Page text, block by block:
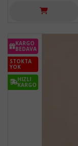
KARGO
BEDAVA
STOKTA
YOK
HIZLI
KARGO